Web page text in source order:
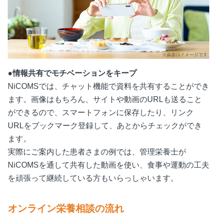
●情報共有でモチベーションをキープ
NiCOMSでは、チャット機能で資料を共有することができ
ます。画像はもちろん、サイトや動画のURLも送ること
ができるので、スマートフォンに保存したり、リンク
URLをブックマーク登録して、あとからチェックができ
ます。
実際にご案内した患者さまの例では、管理栄養士が
NiCOMSを通して共有した動画を使い、食事や運動の工夫
を頑張って継続している方もいらっしゃいます。
オンライン栄養相談の流れ